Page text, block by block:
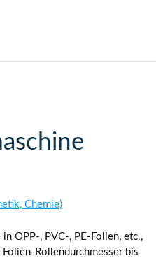
Chemie)
OPP-, PVC-, PE-Folien, etc.,
Rollendurchmesser bis